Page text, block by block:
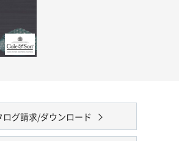
ログ請求/ダウンロード